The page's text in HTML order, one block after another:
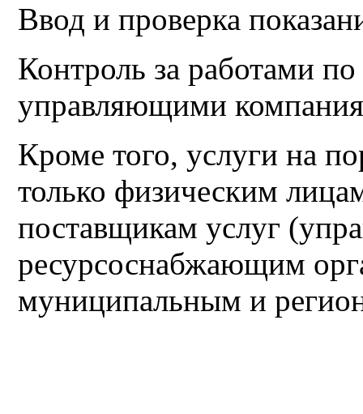
Ввод и проверка
Контроль за работами
управляющими
Кроме того, услуги на
только физическим
поставщикам услуг
ресурсоснабжающим
муниципальным и